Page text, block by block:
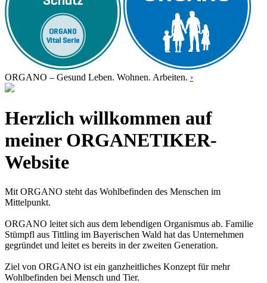
ORGANO – Gesund Leben. Wohnen. Arbeiten. ›
Herzlich willkommen auf
meiner ORGANETIKER-
Website
Mit ORGANO steht das Wohlbefinden des Menschen im
Mittelpunkt.
ORGANO leitet sich aus dem lebendigen Organismus ab. Familie
Stümpfl aus Tittling im Bayerischen Wald hat das Unternehmen
gegründet und leitet es bereits in der zweiten Generation.
Ziel von ORGANO ist ein ganzheitliches Konzept für mehr
Wohlbefinden bei Mensch und Tier.